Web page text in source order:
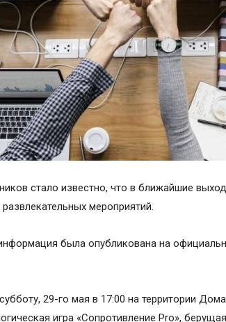
стало известно, что в ближайшие
мероприятий.
была опубликована на
29-го мая в 17:00 на территории
игра «Сопротивление Pro»,